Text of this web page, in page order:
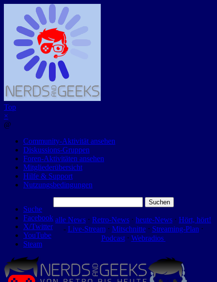
Top
×
@
Community-Aktivität ansehen
Diskussions-Gruppen
Foren-Aktivitäten ansehen
Mitgliederübersicht
Hilfe & Support
Nutzungsbedingungen
Suche
Facebook
X/Twitter
YouTube
Steam
nach:
alle News ⋅ Retro-News ⋅ heute-News ⋅ Hört, hört!
- Live-Stream⋅ Mitschnitte⋅ Streaming-Plan ⋅
Podcast⋅ Webradios